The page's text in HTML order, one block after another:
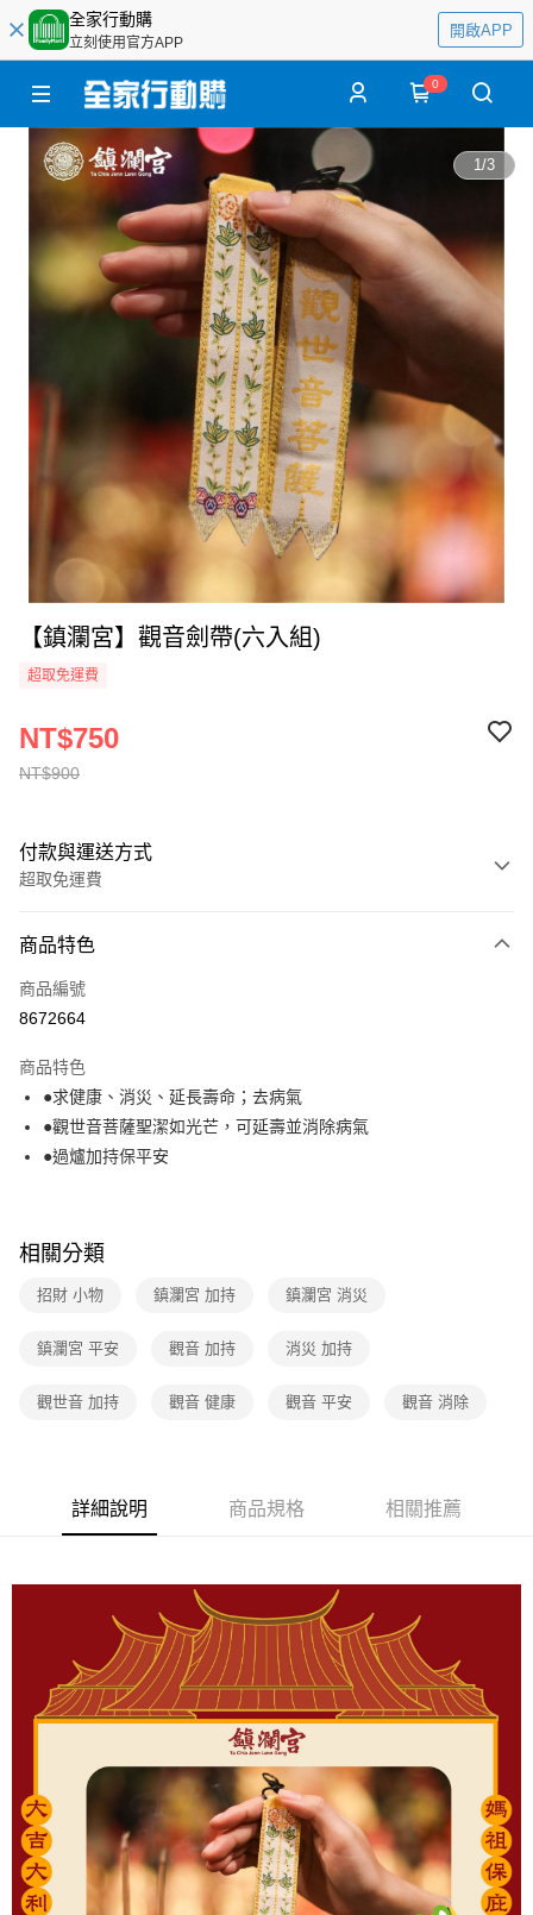
全家行動購
立刻使用官方APP
開啟APP
0
1/3
【鎮瀾宮】觀音劍帶(六入組)
超取免運費
NT$900
NT$750
付款與運送方式
超取免運費
全家線上支付
超商取貨付款
運送方式
全家取貨付款
免運費
商品特色
商品編號
8672664
商品特色
●求健康、消災、延長壽命；去病氣
●觀世音菩薩聖潔如光芒，可延壽並消除病氣
●過爐加持保平安
相關分類
招財 小物 鎮瀾宮 加持 鎮瀾宮 消災
鎮瀾宮 平安 觀音 加持 消災 加持
觀世音 加持 觀音 健康 觀音 平安 觀音 消除
詳細說明 商品規格 相關推薦